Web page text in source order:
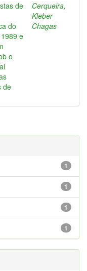
de
do
e
o
de
Cerqueira,
Kleber
Chagas
1
1
1
1